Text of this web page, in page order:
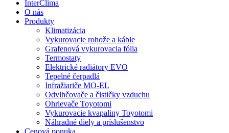
InterClima
O nás
Produkty
Klimatizácia
Vykurovacie rohože a káble
Grafenová vykurovacia fólia
Termostaty
Elektrické radiátory EVO
Tepelné čerpadlá
Infražiariče MO-EL
Odvlhčovače a čističky vzduchu
Ohrievače Toyotomi
Vykurovacie kvapaliny Toyotomi
Náhradné diely a príslušenstvo
Cenová ponuka